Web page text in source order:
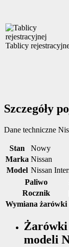
Tablicy
Szczegóły
Dane techniczne
Stan
Nowy
Marka Nissan
Model Nissan
Paliwo
Rocznik
Wymiana żarówki
modeli